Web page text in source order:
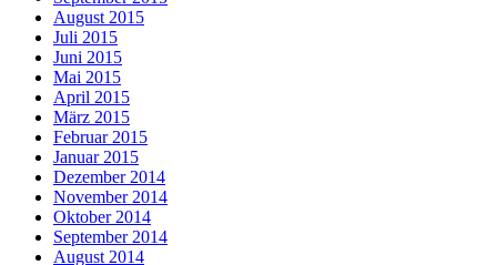
August 2015
Juli 2015
Juni 2015
Mai 2015
April 2015
März 2015
Februar 2015
Januar 2015
Dezember 2014
November 2014
Oktober 2014
September 2014
August 2014